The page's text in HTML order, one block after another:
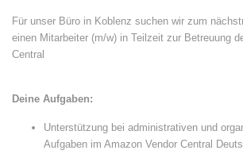
Für unser Büro in Koblenz suchen wir zum
einen Mitarbeiter (m/w) in Teilzeit zur Betreuung
Central
Deine Aufgaben:
Unterstützung bei administrativen und
Aufgaben im Amazon Vendor Central